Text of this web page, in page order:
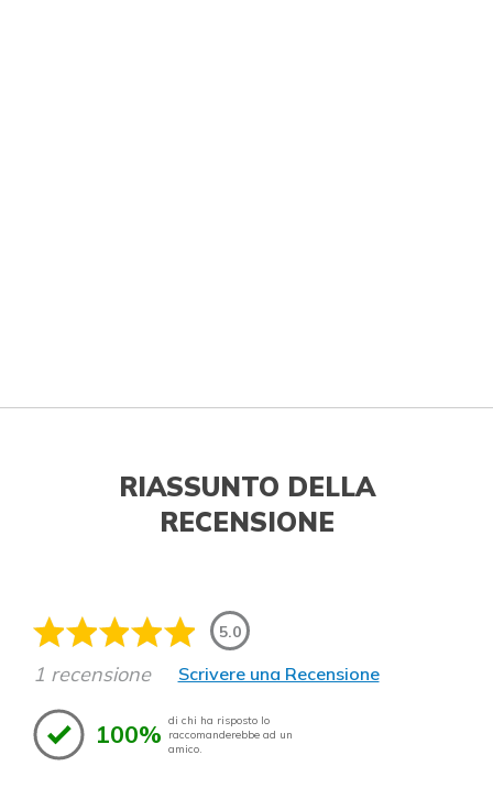
RIASSUNTO DELLA
RECENSIONE
5.0
1 recensione Scrivere una Recensione
100% di chi ha risposto lo
raccomanderebbe ad un
amico.